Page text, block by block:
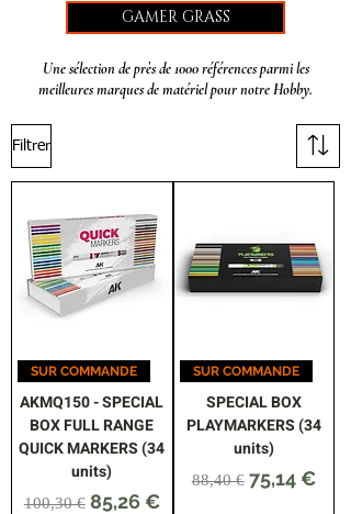
GAMER GRASS
Une sélection de près de 1000 références parmi les
meilleures marques de matériel pour notre Hobby.
Filtrer
SUR COMMANDE
AKMQ150 - SPECIAL
BOX FULL RANGE
QUICK MARKERS (34
units)
Prix original
100,30 € Prix promotionnel
85,26 €
SUR COMMANDE
SPECIAL BOX
PLAYMARKERS (34
units)
Prix original
88,40 € Prix
75,14 €